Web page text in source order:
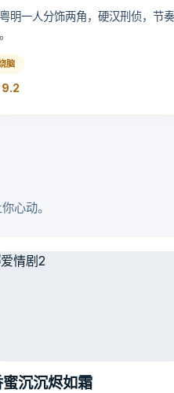
明一人分饰两角，硬汉刑侦，节
脑
心动。
沉沉烬如霜